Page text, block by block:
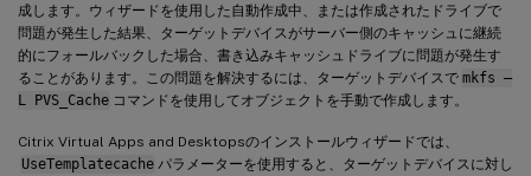
成します。ウィザードを使用した自動作成中、または作成されたドライブで
問題が発生した結果、ターゲットデバイスがサーバー側のキャッシュに継続
的にフォールバックした場合、書き込みキャッシュドライブに問題が発生す
ることがあります。この問題を解決するには、ターゲットデバイスで mkfs –
L PVS_Cache コマンドを使用してオブジェクトを手動で作成します。
Citrix Virtual Apps and Desktopsのインストールウィザードでは、
UseTemplatecache パラメーターを使用すると、ターゲットデバイスに対し